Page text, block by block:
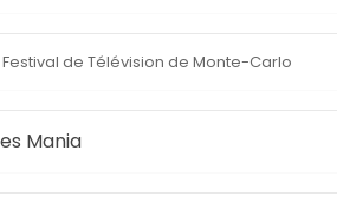
de Télévision de Monte-Carlo
Mania